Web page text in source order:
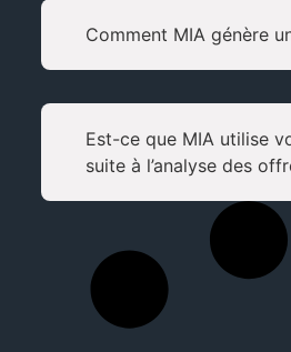
Comment MIA génère
Est-ce que MIA utilise
suite à l’analyse des